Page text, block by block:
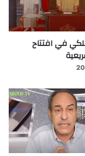
في افتتاح